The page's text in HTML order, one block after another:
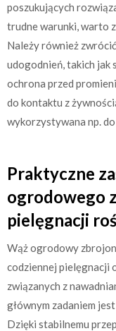
poszukujących
trudne warunki, warto
Należy również
udogodnień, takich jak
ochrona przed
do kontaktu z
wykorzystywana np.
Praktyczne
ogrodowego
pielęgnacji
Wąż ogrodowy
codziennej pielęgnacji
związanych z
głównym zadaniem
Dzięki stabilnemu